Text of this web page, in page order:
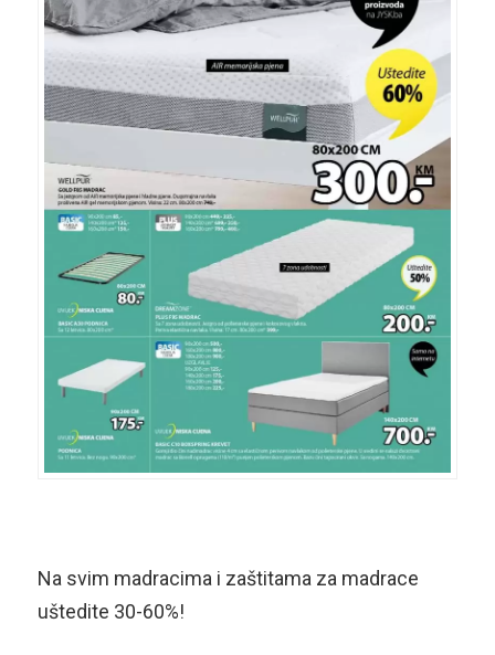
Na svim madracima i zaštitama za madrace
uštedite 30-60%!